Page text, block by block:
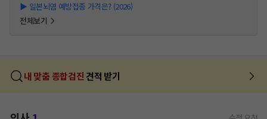
▶ 일본뇌염 예방접종 가격은? (2026)
전체보기
내 맞춤 종합검진 견적 받기